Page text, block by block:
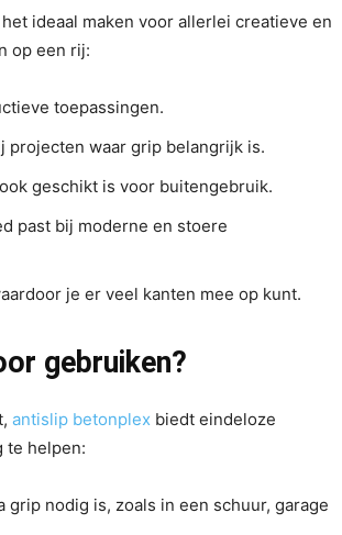
ideaal maken voor allerlei creatieve en
op een rij:
toepassingen.
projecten waar grip belangrijk is.
geschikt is voor buitengebruik.
past bij moderne en stoere
je er veel kanten mee op kunt.
gebruiken?
antislip betonplex biedt eindeloze
te helpen:
nodig is, zoals in een schuur, garage